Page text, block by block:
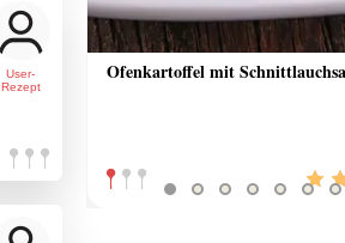
User-
Rezept
Ofenkartoffel mit